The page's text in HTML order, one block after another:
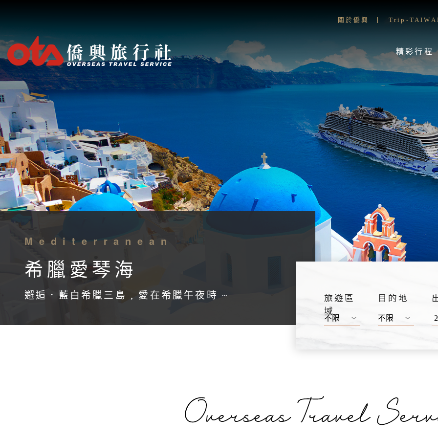
關於僑興 Trip-
精彩行程
Mediterranean
希臘愛琴海
邂逅．藍白希臘三島 , 愛在希臘午夜時 ~
旅遊區
域
目的地